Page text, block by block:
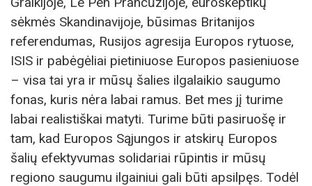
sėkmės Skandinavijoje, būsimas Britanijos
referendumas, Rusijos agresija Europos rytuose,
ISIS ir pabėgėliai pietiniuose Europos pasieniuose
– visa tai yra ir mūsų šalies ilgalaikio saugumo
fonas, kuris nėra labai ramus. Bet mes jį turime
labai realistiškai matyti. Turime būti pasiruošę ir
tam, kad Europos Sąjungos ir atskirų Europos
šalių efektyvumas solidariai rūpintis ir mūsų
regiono saugumu ilgainiui gali būti apsilpęs. Todėl